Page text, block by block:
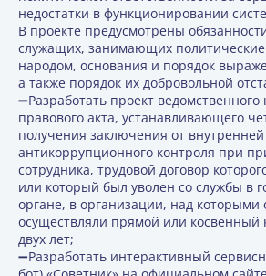
недостатки в функционировании
В проекте предусмотрены
служащих, занимающих
народом, основания и порядок
а также порядок их добровольной
➖Разработать проект
правового акта, устанавливающего
получения заключения от внутренней
антикоррупционного контроля при
сотрудника, трудовой договор
или который был уволен со службы в
органе, в организации, над которыми
осуществляли прямой или косвенный
двух лет;
➖Разработать интерактивный